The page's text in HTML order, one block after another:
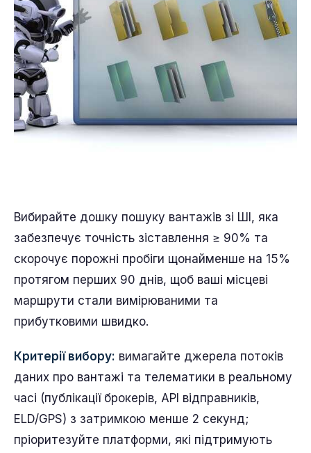
Вибирайте дошку пошуку вантажів зі ШІ, яка
забезпечує точність зіставлення ≥ 90% та
скорочує порожні пробіги щонайменше на 15%
протягом перших 90 днів, щоб ваші місцеві
маршрути стали вимірюваними та
прибутковими швидко.
Критерії вибору: вимагайте джерела потоків
даних про вантажі та телематики в реальному
часі (публікації брокерів, API відправників,
ELD/GPS) з затримкою менше 2 секунд;
пріоритезуйте платформи, які підтримують